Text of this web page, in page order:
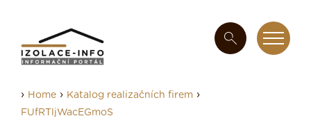
› Home › Katalog realizačních firem ›
FUfRTljWacEGmoS